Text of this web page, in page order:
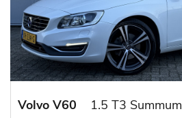
Volvo V60
1.5 T3 Summum